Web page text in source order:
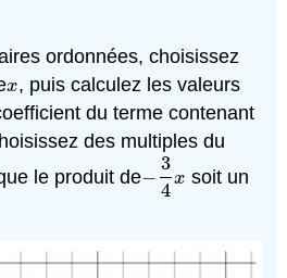
ordonnées, choisissez
x
x, puis calculez les valeurs
du terme contenant
des multiples du
le produit de−
3
4
x
−34x soit un